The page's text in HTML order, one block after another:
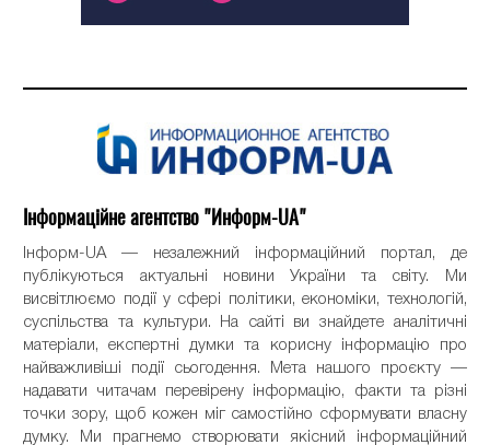
Інформаційне агентство "Информ-UA"
Інформ-UA — незалежний інформаційний портал, де
публікуються актуальні новини України та світу. Ми
висвітлюємо події у сфері політики, економіки, технологій,
суспільства та культури. На сайті ви знайдете аналітичні
матеріали, експертні думки та корисну інформацію про
найважливіші події сьогодення. Мета нашого проєкту —
надавати читачам перевірену інформацію, факти та різні
точки зору, щоб кожен міг самостійно сформувати власну
думку. Ми прагнемо створювати якісний інформаційний